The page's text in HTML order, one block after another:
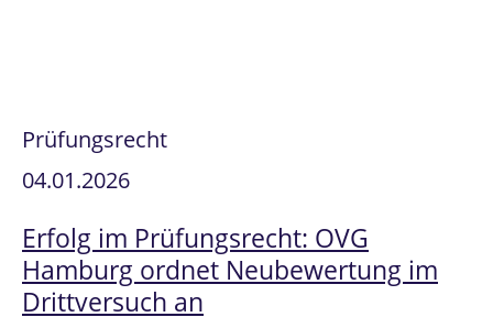
Prüfungsrecht
04.01.2026
Erfolg im Prüfungsrecht: OVG
Hamburg ordnet Neubewertung im
Drittversuch an